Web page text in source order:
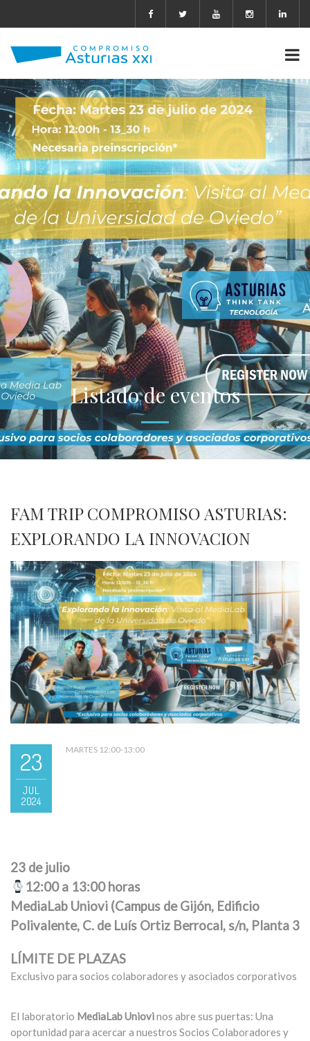
Listado de eventos
FAM TRIP COMPROMISO ASTURIAS:
EXPLORANDO LA INNOVACION
23
JUL
2024
MARTES 12:00-13:00
23 de julio
12:00 a 13:00 horas
MediaLab Uniovi (Campus de Gijón, Edificio
Polivalente, C. de Luís Ortiz Berrocal, s/n, Planta 3
LÍMITE DE PLAZAS
Exclusivo para socios colaboradores y asociados corporativos
El laboratorio MediaLab Uniovinos abre sus puertas: Una
oportunidad para acercar a nuestros Socios Colaboradores y